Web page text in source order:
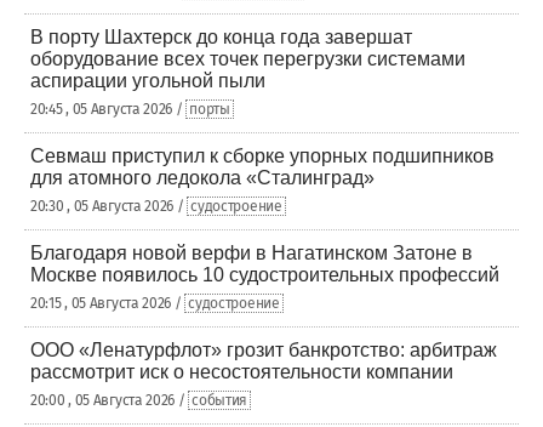
В порту Шахтерск до конца года завершат
оборудование всех точек перегрузки системами
аспирации угольной пыли
20:45 , 05 Августа 2026 / порты
Севмаш приступил к сборке упорных подшипников
для атомного ледокола «Сталинград»
20:30 , 05 Августа 2026 / судостроение
Благодаря новой верфи в Нагатинском Затоне в
Москве появилось 10 судостроительных профессий
20:15 , 05 Августа 2026 / судостроение
ООО «Ленатурфлот» грозит банкротство: арбитраж
рассмотрит иск о несостоятельности компании
20:00 , 05 Августа 2026 / события